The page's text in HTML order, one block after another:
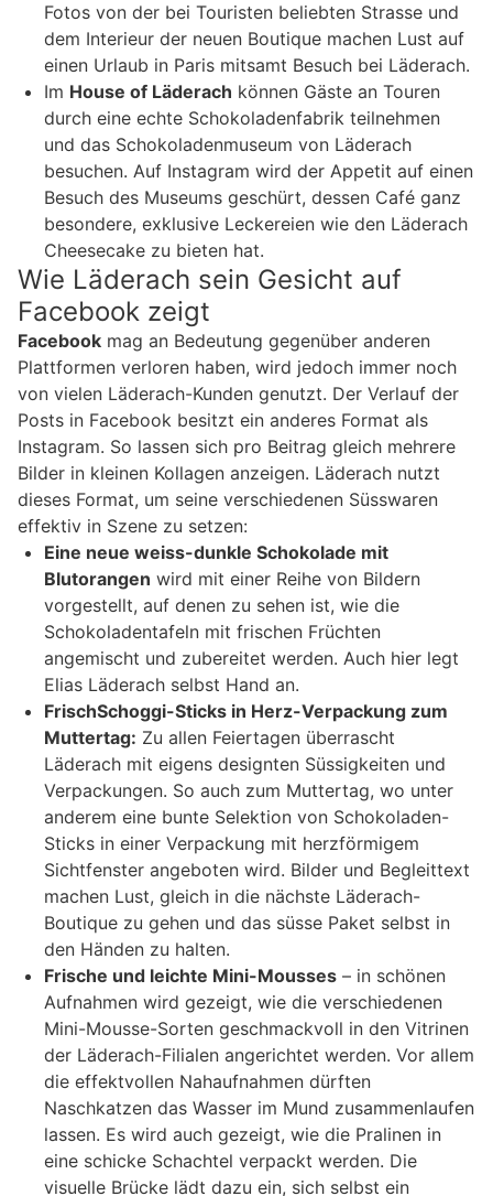
Fotos von der bei Touristen beliebten Strasse und
dem Interieur der neuen Boutique machen Lust auf
einen Urlaub in Paris mitsamt Besuch bei Läderach.
Im House of Läderach können Gäste an Touren
durch eine echte Schokoladenfabrik teilnehmen
und das Schokoladenmuseum von Läderach
besuchen. Auf Instagram wird der Appetit auf einen
Besuch des Museums geschürt, dessen Café ganz
besondere, exklusive Leckereien wie den Läderach
Cheesecake zu bieten hat.
Wie Läderach sein Gesicht auf
Facebook zeigt
Facebook mag an Bedeutung gegenüber anderen
Plattformen verloren haben, wird jedoch immer noch
von vielen Läderach-Kunden genutzt. Der Verlauf der
Posts in Facebook besitzt ein anderes Format als
Instagram. So lassen sich pro Beitrag gleich mehrere
Bilder in kleinen Kollagen anzeigen. Läderach nutzt
dieses Format, um seine verschiedenen Süsswaren
effektiv in Szene zu setzen:
Eine neue weiss-dunkle Schokolade mit
Blutorangen wird mit einer Reihe von Bildern
vorgestellt, auf denen zu sehen ist, wie die
Schokoladentafeln mit frischen Früchten
angemischt und zubereitet werden. Auch hier legt
Elias Läderach selbst Hand an.
FrischSchoggi-Sticks in Herz-Verpackung zum
Muttertag: Zu allen Feiertagen überrascht
Läderach mit eigens designten Süssigkeiten und
Verpackungen. So auch zum Muttertag, wo unter
anderem eine bunte Selektion von Schokoladen-
Sticks in einer Verpackung mit herzförmigem
Sichtfenster angeboten wird. Bilder und Begleittext
machen Lust, gleich in die nächste Läderach-
Boutique zu gehen und das süsse Paket selbst in
den Händen zu halten.
Frische und leichte Mini-Mousses – in schönen
Aufnahmen wird gezeigt, wie die verschiedenen
Mini-Mousse-Sorten geschmackvoll in den Vitrinen
der Läderach-Filialen angerichtet werden. Vor allem
die effektvollen Nahaufnahmen dürften
Naschkatzen das Wasser im Mund zusammenlaufen
lassen. Es wird auch gezeigt, wie die Pralinen in
eine schicke Schachtel verpackt werden. Die
visuelle Brücke lädt dazu ein, sich selbst ein